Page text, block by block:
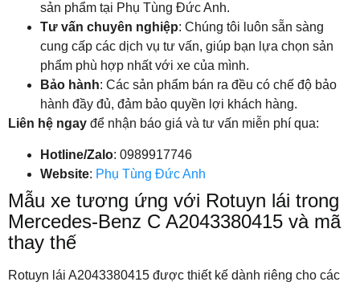
sản phẩm tại Phụ Tùng Đức Anh.
Tư vấn chuyên nghiệp: Chúng tôi luôn sẵn sàng
cung cấp các dịch vụ tư vấn, giúp bạn lựa chọn sản
phẩm phù hợp nhất với xe của mình.
Bảo hành: Các sản phẩm bán ra đều có chế độ bảo
hành đầy đủ, đảm bảo quyền lợi khách hàng.
Liên hệ ngay để nhận báo giá và tư vấn miễn phí qua:
Hotline/Zalo: 0989917746
Website: Phụ Tùng Đức Anh
Mẫu xe tương ứng với Rotuyn lái trong
Mercedes-Benz C A2043380415 và mã
thay thế
Rotuyn lái A2043380415 được thiết kế dành riêng cho các